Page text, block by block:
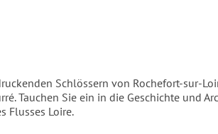
Schlössern von Rochefort-sur-
Tauchen Sie ein in die Geschichte und
Flusses Loire.